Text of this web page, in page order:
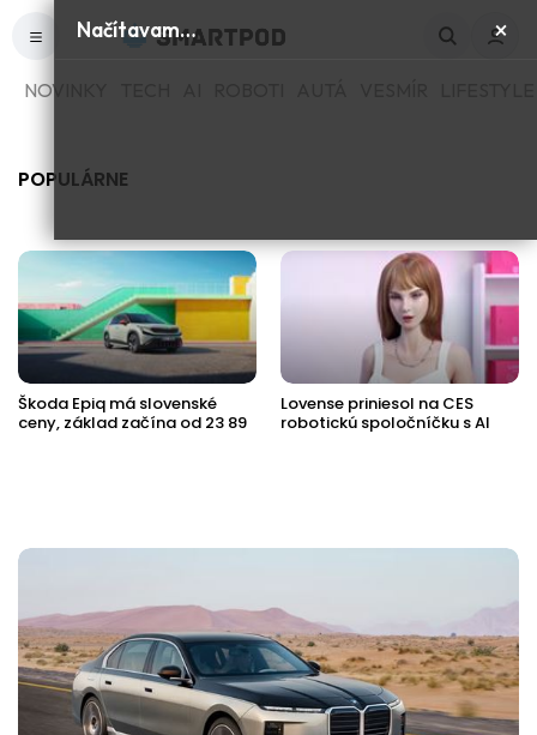
Načítavam… ×
NOVINKY
POPULÁRNE
Škoda Epiq má slovenské
ceny, základ začína od 23 89
Lovense priniesol na CES
robotickú spoločníčku s AI